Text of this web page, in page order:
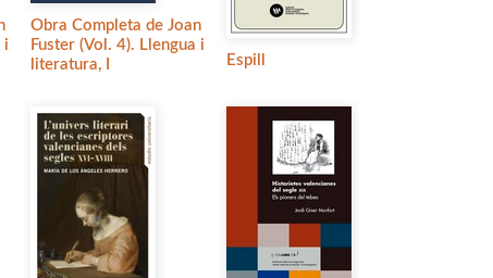
i
Obra Completa de Joan
Fuster (Vol. 4). Llengua i
literatura, I
Espill